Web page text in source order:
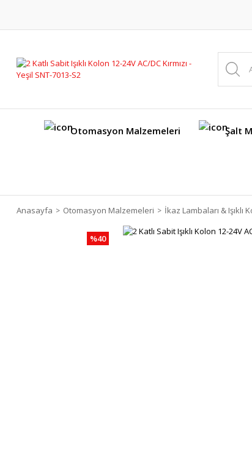
Otomasyon Malzemeleri Şalt
Anasayfa Otomasyon Malzemeleri İkaz Lambaları & Işıklı
%40